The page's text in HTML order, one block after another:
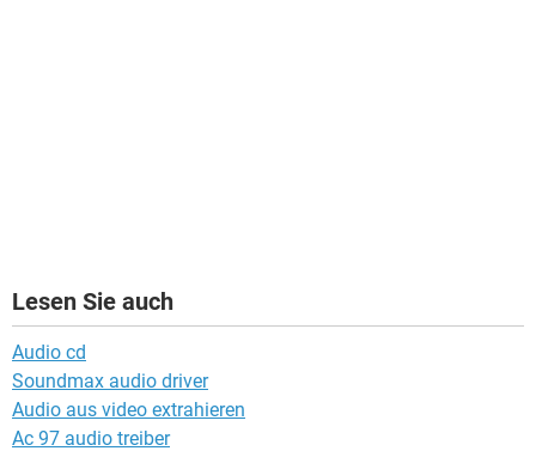
Lesen Sie auch
Audio cd
Soundmax audio driver
Audio aus video extrahieren
Ac 97 audio treiber